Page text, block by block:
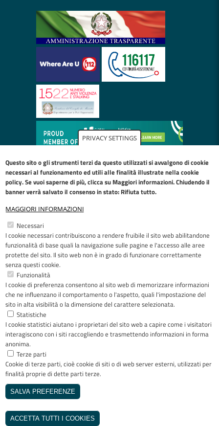
PRIVACY SETTINGS
Questo sito o gli strumenti terzi da questo utilizzati si avvalgono di cookie
necessari al funzionamento ed utili alle finalità illustrate nellacookie
policy. Se vuoi saperne di più, clicca su Maggiori informazioni. Chiudendo il
banner verrà salvato il consenso in stato: Rifiuta tutto.
MAGGIORI INFORMAZIONI
Necessari
I cookie necessari contribuiscono a rendere fruibile il sito web abilitandone
funzionalità di base quali la navigazione sulle pagine e l'accesso alle aree
protette del sito. Il sito web non è in grado di funzionare correttamente
senza questi cookie.
Funzionalità
I cookie di preferenza consentono al sito web di memorizzare informazioni
che ne influenzano il comportamento o l'aspetto, quali l'impostazione del
sito in alta visibilità o la dimensione del carattere selezionata.
Statistiche
I cookie statistici aiutano i proprietari del sito web a capire come i visitatori
interagiscono con i siti raccogliendo e trasmettendo informazioni in forma
anonima.
Terze parti
Cookie di terze parti, cioè cookie di siti o di web server esterni, utilizzati per
finalità proprie di dette parti terze.
SALVA PREFERENZE
ACCETTA TUTTI I COOKIES
Restiamo in contatto
FacebookYouTubeLinkedInInstagram
Riconoscimenti
Copyright © 2005-2023 - ASST Papa
Giovanni XXIII - Piazza OMS 1 24127
Bergamo - Tutti i diritti riservati